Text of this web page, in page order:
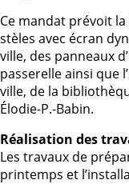
Ce mandat prévoit
stèles avec écran
ville, des panneaux
passerelle ainsi que
ville, de la
Élodie-P.-Babin.
Réalisation des
Les travaux de
printemps et